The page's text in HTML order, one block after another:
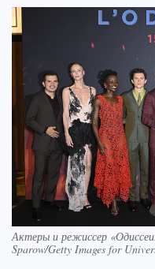
Актеры и режиссер
Sparow/Getty Images for